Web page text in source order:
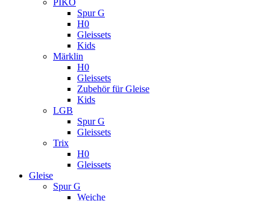
PIKO
Spur G
H0
Gleissets
Kids
Märklin
H0
Gleissets
Zubehör für Gleise
Kids
LGB
Spur G
Gleissets
Trix
H0
Gleissets
Gleise
Spur G
Weiche